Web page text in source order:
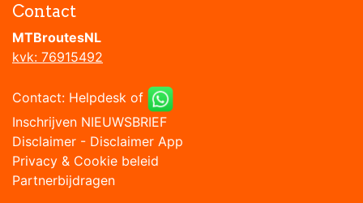
Contact
MTBroutesNL
kvk: 76915492
Contact: Helpdesk of
Inschrijven NIEUWSBRIEF
Disclaimer - Disclaimer App
Privacy & Cookie beleid
Partnerbijdragen